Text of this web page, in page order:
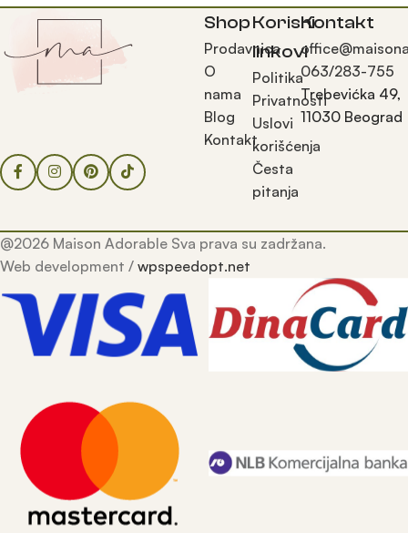
Shop
Prodavnica
O
nama
Blog
Kontakt
Korisni
linkovi
Politika
Privatnosti
Uslovi
korišćenja
Česta
pitanja
Kontakt
063/283-755
Trebevićka 49,
11030 Beograd
@2026 Maison Adorable Sva prava su zadržana.
Web development / wpspeedopt.net